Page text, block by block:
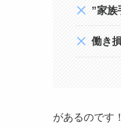
”家族
働き
があるのです！